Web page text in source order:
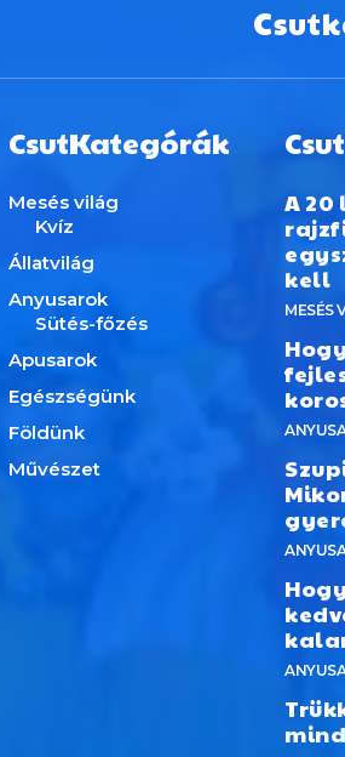
CsutKategórák
Mesés világ
Kvíz
Állatvilág
Anyusarok
Sütés-főzés
Apusarok
Egészségünk
Földünk
Művészet
A 20
kell
MESÉS